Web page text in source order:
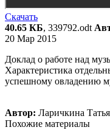
Скачать
40.65 КБ, 339792.odt
20 Мар 2015
Доклад о работе над
Характеристика
успешному овладению
Автор: Ларичкина
Похожие материалы